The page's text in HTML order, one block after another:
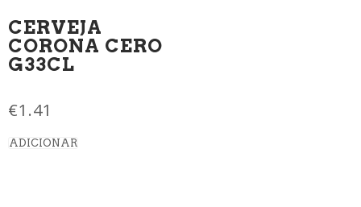
CERVEJA
CORONA CERO
G33CL
€1.41
ADICIONAR